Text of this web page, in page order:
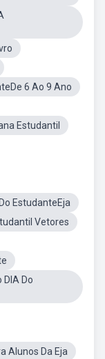
6 Ao 9 Ano
Estudantil
EstudanteEja
Vetores
DIA Do
Alunos Da Eja